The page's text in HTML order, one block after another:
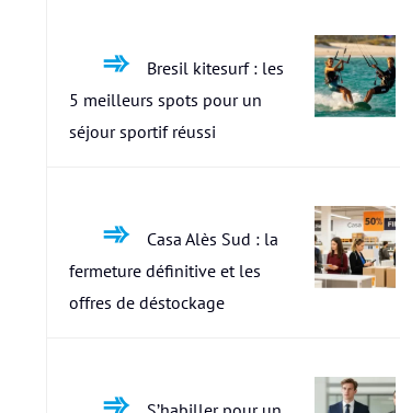
Bresil kitesurf : les
5 meilleurs spots pour un
séjour sportif réussi
Casa Alès Sud : la
fermeture définitive et les
offres de déstockage